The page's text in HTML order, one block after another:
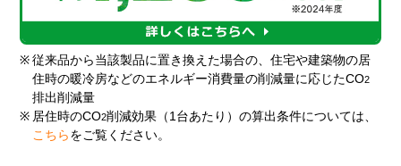
※ 従来品から当該製品に置き換えた場合の、住宅や建築物の居
住時の暖冷房などのエネルギー消費量の削減量に応じたCO2
排出削減量
※ 居住時のCO2削減効果（1台あたり）の算出条件については、
こちら をご覧ください。